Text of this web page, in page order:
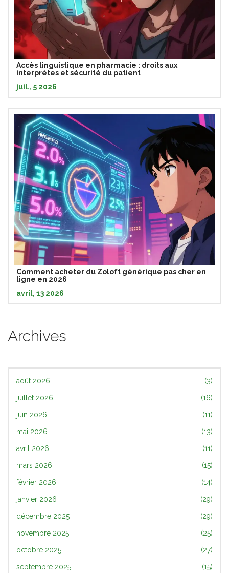
Accès linguistique en pharmacie : droits aux
interprètes et sécurité du patient
juil., 5 2026
Comment acheter du Zoloft générique pas cher en
ligne en 2026
avril, 13 2026
Archives
août 2026 (3)
juillet 2026 (16)
juin 2026 (11)
mai 2026 (13)
avril 2026 (11)
mars 2026 (15)
février 2026 (14)
janvier 2026 (29)
décembre 2025 (29)
novembre 2025 (25)
octobre 2025 (27)
septembre 2025 (15)